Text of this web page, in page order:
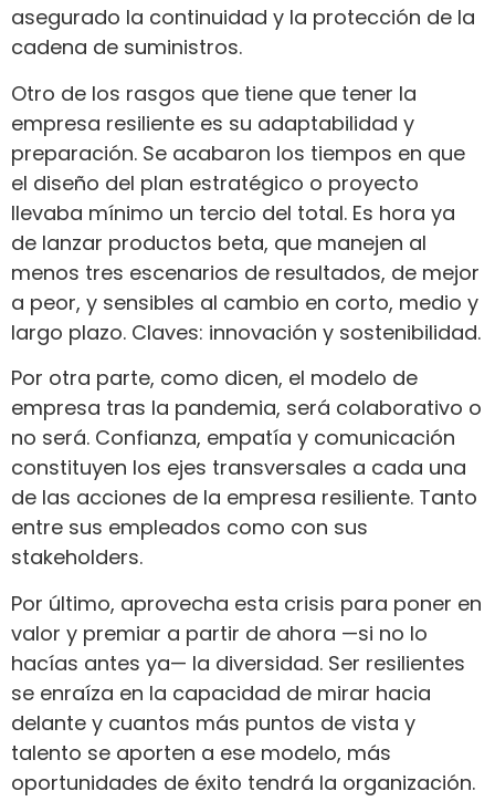
asegurado la continuidad y la protección de la
cadena de suministros.
Otro de los rasgos que tiene que tener la
empresa resiliente es su adaptabilidad y
preparación. Se acabaron los tiempos en que
el diseño del plan estratégico o proyecto
llevaba mínimo un tercio del total. Es hora ya
de lanzar productos beta, que manejen al
menos tres escenarios de resultados, de mejor
a peor, y sensibles al cambio en corto, medio y
largo plazo. Claves: innovación y sostenibilidad.
Por otra parte, como dicen, el modelo de
empresa tras la pandemia, será colaborativo o
no será. Confianza, empatía y comunicación
constituyen los ejes transversales a cada una
de las acciones de la empresa resiliente. Tanto
entre sus empleados como con sus
stakeholders.
Por último, aprovecha esta crisis para poner en
valor y premiar a partir de ahora —si no lo
hacías antes ya— la diversidad. Ser resilientes
se enraíza en la capacidad de mirar hacia
delante y cuantos más puntos de vista y
talento se aporten a ese modelo, más
oportunidades de éxito tendrá la organización.